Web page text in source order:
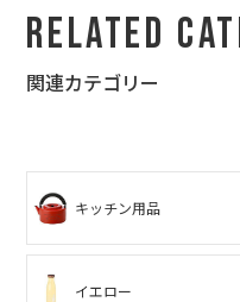
メールではなく、ラインで
いですね☆ 何度も何度もワ
頂き、本当に素敵なデザイ
私もデザインや美術系？が
た、これからも利用させて
Related
関連カテゴリー
キッチン用品
イエロー